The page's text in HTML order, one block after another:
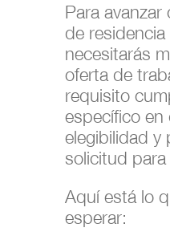
Para
de residencia
necesitarás
oferta de
requisito
específico en
elegibilidad y
solicitud
Aquí está lo
esperar: